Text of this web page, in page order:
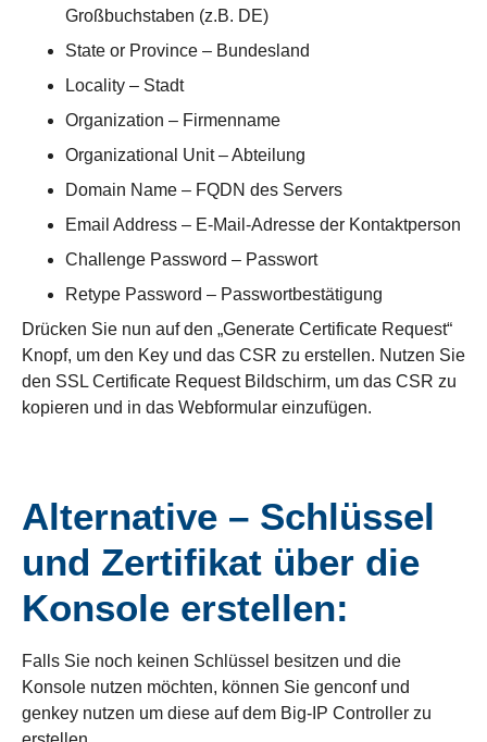
Großbuchstaben (z.B. DE)
State or Province – Bundesland
Locality – Stadt
Organization – Firmenname
Organizational Unit – Abteilung
Domain Name – FQDN des Servers
Email Address – E-Mail-Adresse der Kontaktperson
Challenge Password – Passwort
Retype Password – Passwortbestätigung
Drücken Sie nun auf den „Generate Certificate Request“
Knopf, um den Key und das CSR zu erstellen. Nutzen Sie
den SSL Certificate Request Bildschirm, um das CSR zu
kopieren und in das Webformular einzufügen.
Alternative – Schlüssel
und Zertifikat über die
Konsole erstellen:
Falls Sie noch keinen Schlüssel besitzen und die
Konsole nutzen möchten, können Sie genconf und
genkey nutzen um diese auf dem Big-IP Controller zu